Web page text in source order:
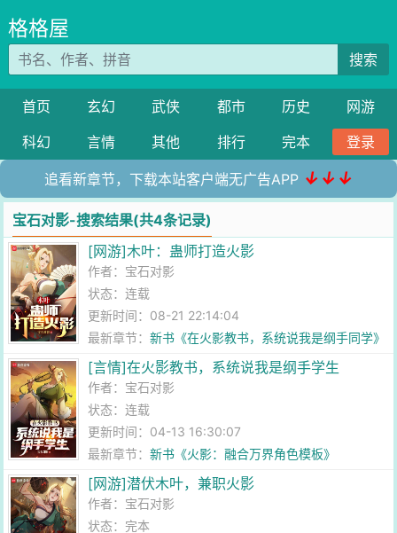
格格屋
搜索
首页 玄幻 武侠 都市 历史
网游
科幻
言情 其他 排行 完本 登录
追看新章节，下载本站客户端无广告APP ↓↓↓
宝石对影-搜索结果(共4条记录)
[网游]木叶：蛊师打造火影
作者： 宝石对影
状态：连载
更新时间：08-21 22:14:04
最新章节：新书《在火影教书，系统说我是纲手同学》
[言情]在火影教书，系统说我是纲手学生
作者： 宝石对影
状态：连载
更新时间：04-13 16:30:07
最新章节：新书《火影：融合万界角色模板》
[网游]潜伏木叶，兼职火影
作者： 宝石对影
状态：完本